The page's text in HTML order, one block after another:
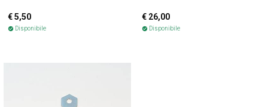
€ 5,50
check_circle Disponibile
€ 26,00
check_circle Disponibile